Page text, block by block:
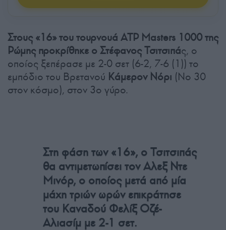
Στους «16» του τουρνουά ATP Masters 1000 της
Ρώμης προκρίθηκε ο Στέφανος Τσιτσιπάς, ο
οποίος ξεπέρασε με 2-0 σετ (6-2, 7-6 (1)) το
εμπόδιο του Βρετανού Κάμερον Νόρι (Νο 30
στον κόσμο), στον 3ο γύρο.
Στη φάση των «16», ο Τσιτσιπάς
θα αντιμετωπίσει τον Αλεξ Ντε
Μινόρ, ο οποίος μετά από μία
μάχη τριών ωρών επικράτησε
του Καναδού Φελίξ Οζέ-
Αλιασίμ με 2-1 σετ.